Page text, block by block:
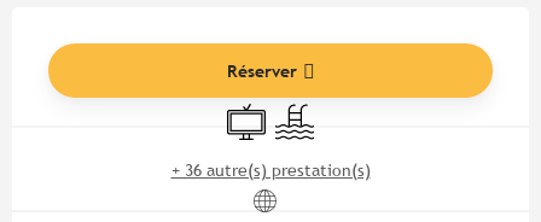
Réserver
Télévision
Piscine
+ 36 autre(s) prestation(s)